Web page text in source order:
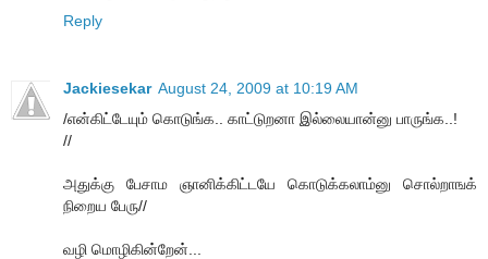
Reply
Jackiesekar August 24, 2009 at 10:19 AM
/என்கிட்டேயும் கொடுங்க.. காட்டுறனா இல்லையான்னு பாருங்க..!
//
அதுக்கு பேசாம ஞானிக்கிட்டயே கொடுக்கலாம்னு சொல்றாஙக்
நிறைய பேரு//
வழி மொழிகின்றேன்...